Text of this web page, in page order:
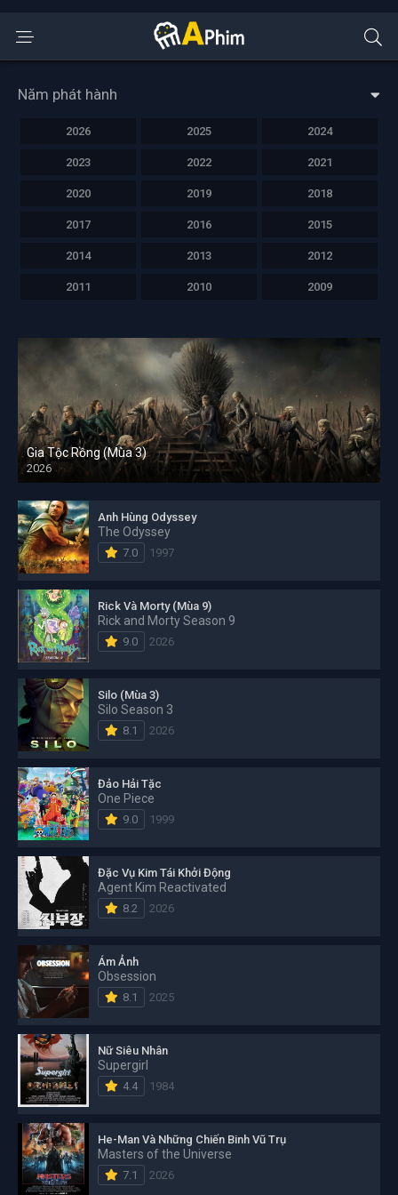
Năm phát hành
2026 2025 2024
2023 2022 2021
2020 2019 2018
2017 2016 2015
2014 2013 2012
2011 2010 2009
Gia Tộc Rồng (Mùa 3)
2026
Anh Hùng Odyssey
The Odyssey
7.0 1997
Rick Và Morty (Mùa 9)
Rick and Morty Season 9
9.0 2026
Silo (Mùa 3)
Silo Season 3
8.1 2026
Đảo Hải Tặc
One Piece
9.0 1999
Đặc Vụ Kim Tái Khởi Động
Agent Kim Reactivated
8.2 2026
Ám Ảnh
Obsession
8.1 2025
Nữ Siêu Nhân
Supergirl
4.4 1984
He-Man Và Những Chiến Binh Vũ Trụ
Masters of the Universe
7.1 2026